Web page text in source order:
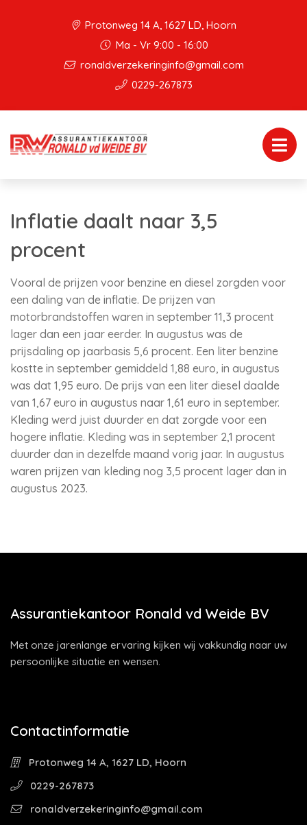
Protonweg 14 A, 1627 LD, Hoorn
Ma - Vr 9:00 - 16:00
ronaldverzekeringinfo@gmail.com
0229-267873
Inflatie daalt naar 3,5
procent
Vooral de prijzen voor benzine en diesel zorgden voor
een daling van de inflatie. De prijzen van
motorbrandstoffen waren in september 11,3 procent
lager dan een jaar eerder. In augustus was de
prijsdaling op jaarbasis 5,6 procent. Een liter benzine
kostte in september gemiddeld 1,88 euro, in augustus
was dat 1,95 euro. De prijs van een liter diesel daalde
van 1,67 euro in augustus naar 1,61 euro in september.
Kleding werd juist duurder en dat zorgde voor een
hogere inflatie. Kleding was in september 2,1 procent
duurder dan in dezelfde maand vorig jaar. In augustus
waren prijzen van kleding nog 3,5 procent lager dan in
augustus 2023.
Assurantiekantoor Ronald vd Weide BV
Met onze jarenlange ervaring kijken wij vakkundig naar uw
persoonlijke situatie en wensen.
Contactinformatie
Protonweg 14 A, 1627 LD, Hoorn
0229-267873
ronaldverzekeringinfo@gmail.com